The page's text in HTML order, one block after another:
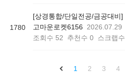
1780
고마운로켓6156
2026.07.29
조회수 52 추천수 0 스크랩수
1 2 3 4